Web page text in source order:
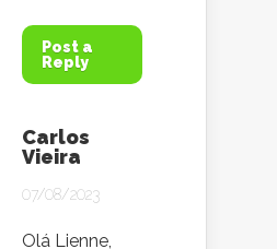
Post a
Reply
Carlos
Vieira
07/08/2023
Olá Lienne,